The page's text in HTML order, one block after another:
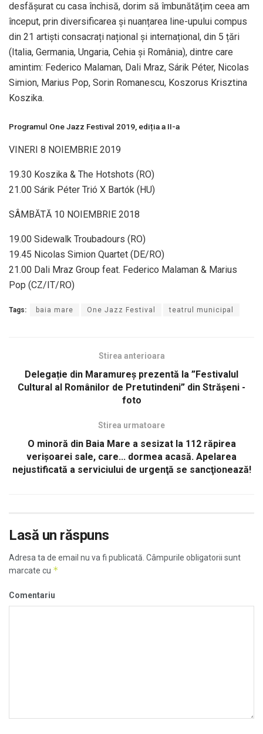
desfășurat cu casa închisă, dorim să îmbunătățim ceea am
început, prin diversificarea și nuanțarea line-upului compus
din 21 artiști consacrați național și internațional, din 5 țări
(Italia, Germania, Ungaria, Cehia și România), dintre care
amintim: Federico Malaman, Dali Mraz, Sárik Péter, Nicolas
Simion, Marius Pop, Sorin Romanescu, Koszorus Krisztina
Koszika.
Programul One Jazz Festival 2019, ediția a II-a
VINERI 8 NOIEMBRIE 2019
19.30 Koszika & The Hotshots (RO)
21.00 Sárik Péter Trió X Bartók (HU)
SÂMBĂTĂ 10 NOIEMBRIE 2018
19.00 Sidewalk Troubadours (RO)
19.45 Nicolas Simion Quartet (DE/RO)
21.00 Dali Mraz Group feat. Federico Malaman & Marius
Pop (CZ/IT/RO)
Tags: baia mare One Jazz Festival teatrul municipal
Stirea anterioara
Delegație din Maramureș prezentă la ”Festivalul
Cultural al Românilor de Pretutindeni” din Strășeni -
foto
Stirea urmatoare
O minoră din Baia Mare a sesizat la 112 răpirea
verişoarei sale, care... dormea acasă. Apelarea
nejustificată a serviciului de urgenţă se sancţionează!
Lasă un răspuns
Adresa ta de email nu va fi publicată. Câmpurile obligatorii sunt
marcate cu *
Comentariu